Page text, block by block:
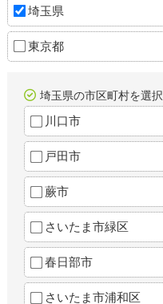
埼玉県
東京都
埼玉県の市区町村を選択
川口市
戸田市
蕨市
さいたま市緑区
春日部市
さいたま市浦和区